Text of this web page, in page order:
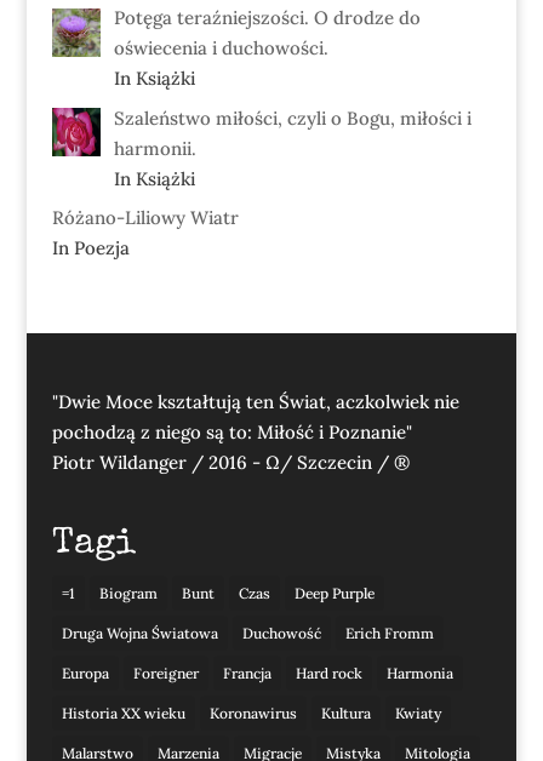
Potęga teraźniejszości. O drodze do
oświecenia i duchowości.
In Książki
Szaleństwo miłości, czyli o Bogu, miłości i
harmonii.
In Książki
Różano-Liliowy Wiatr
In Poezja
"Dwie Moce kształtują ten Świat, aczkolwiek nie
pochodzą z niego są to: Miłość i Poznanie"
Piotr Wildanger / 2016 - Ω/ Szczecin / ®
Tagi
=1 Biogram Bunt Czas Deep Purple
Druga Wojna Światowa Duchowość Erich Fromm
Europa Foreigner Francja Hard rock Harmonia
Historia XX wieku Koronawirus Kultura Kwiaty
Malarstwo Marzenia Migracje Mistyka Mitologia